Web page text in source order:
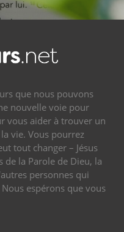
que nous pouvons
nouvelle voie pour
vous aider à trouver un
vie. Vous pourrez
tout changer – Jésus
de la Parole de Dieu, la
personnes qui
espérons que vous